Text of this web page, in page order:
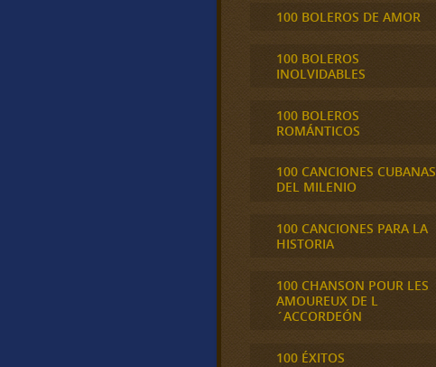
100 BOLEROS DE AMOR
100 BOLEROS
INOLVIDABLES
100 BOLEROS
ROMÁNTICOS
100 CANCIONES CUBANAS
DEL MILENIO
100 CANCIONES PARA LA
HISTORIA
100 CHANSON POUR LES
AMOUREUX DE L
´ACCORDEÓN
100 ÉXITOS